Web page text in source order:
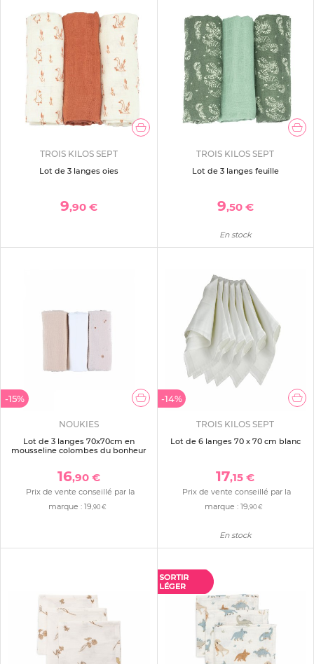
TROIS KILOS SEPT
Lot de 3 langes oies
9,90 €
TROIS KILOS SEPT
Lot de 3 langes feuille
9,50 €
En stock
-15%
NOUKIES
Lot de 3 langes 70x70cm en
mousseline colombes du bonheur
16,90 €
Prix de vente conseillé par la
marque : 19,90 €
-14%
TROIS KILOS SEPT
Lot de 6 langes 70 x 70 cm blanc
17,15 €
Prix de vente conseillé par la
marque :19,90 €
En stock